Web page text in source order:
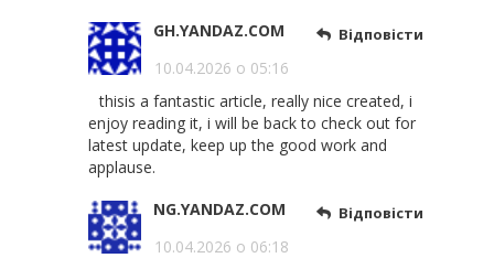
GH.YANDAZ.COM
10.04.2026 о 05:16
thisis a fantastic article, really nice created, i
enjoy reading it, i will be back to check out for
latest update, keep up the good work and
applause.
Відповісти
NG.YANDAZ.COM
10.04.2026 о 06:18
Відповісти